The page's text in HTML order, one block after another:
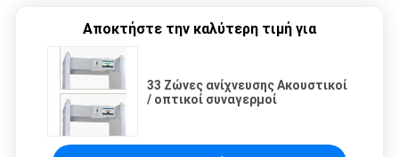
Αποκτήστε την καλύτερη τιμή για
33 Ζώνες ανίχνευσης Ακουστικοί
/ οπτικοί συναγερμοί